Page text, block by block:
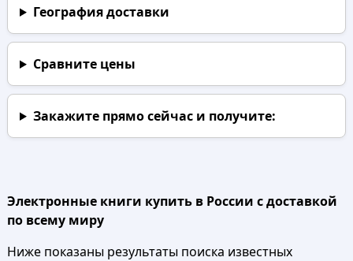
География доставки
Сравните цены
Закажите прямо сейчаси получите:
Электронные книги купить в России с доставкой
по всему миру
Ниже показаны результаты поиска известных